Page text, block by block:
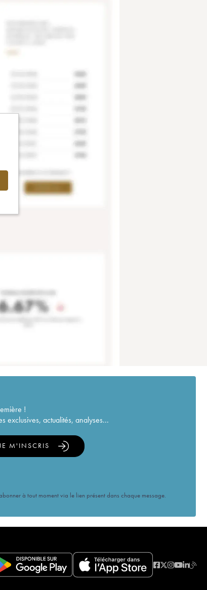
!
exclusives, actualités, analyses...
M'INSCRIS
à tout moment via le lien présent dans chaque message.